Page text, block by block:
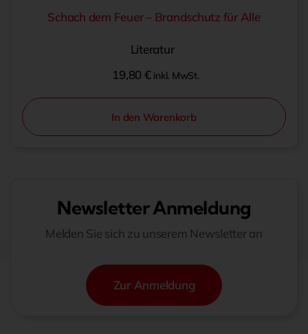
Schach dem Feuer – Brandschutz für Alle
Literatur
19,80 € inkl. MwSt.
In den Warenkorb
Newsletter Anmeldung
Melden Sie sich zu unserem Newsletter an
Zur Anmeldung